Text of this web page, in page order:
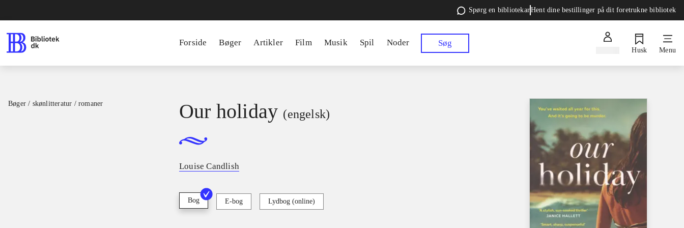
Spørg en bibliotekarHent dine bestillinger på dit foretrukne bibliotek
Forside Bøger Artikler Film Musik Spil Noder Søg
Husk Menu
Bøger / skønlitteratur / romaner Our holiday (engelsk)
Louise Candlish
Bog E-bog Lydbog (online)